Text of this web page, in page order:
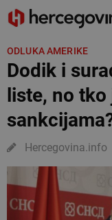
ODLUKA AMERIKE
Dodik i
liste, no tko
Hercegovina.info